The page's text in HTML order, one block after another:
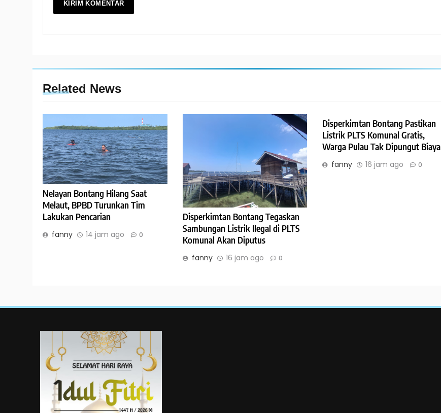
Related News
Nelayan Bontang Hilang Saat
Melaut, BPBD Turunkan Tim
Lakukan Pencarian
fanny 14 jam ago 0
Disperkimtan Bontang Tegaskan
Sambungan Listrik Ilegal di PLTS
Komunal Akan Diputus
fanny 16 jam ago 0
Disperkimtan Bontang Pastikan
Listrik PLTS Komunal Gratis,
Warga Pulau Tak Dipungut Biaya
fanny 16 jam ago 0